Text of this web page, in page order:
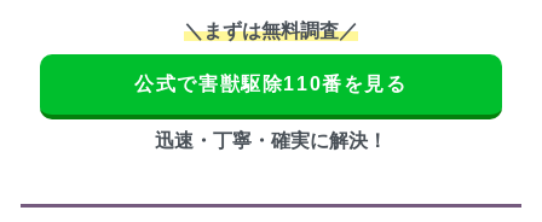
＼まずは無料調査／
公式で害獣駆除110番を見る
迅速・丁寧・確実に解決！